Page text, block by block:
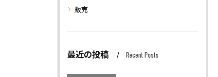
販売
最近の投稿 Recent Posts